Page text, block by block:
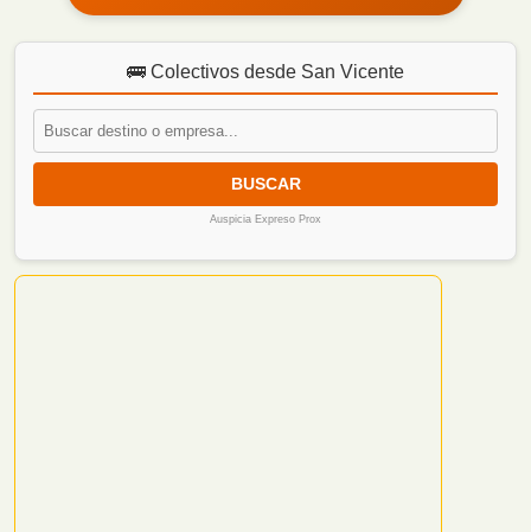
🚌 Colectivos desde San Vicente
BUSCAR
Auspicia Expreso Prox